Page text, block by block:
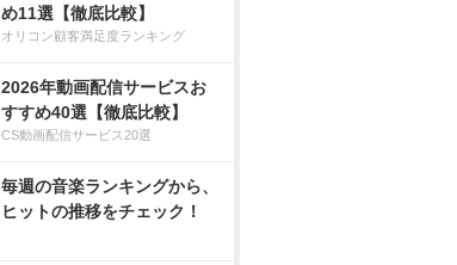
め11選【徹底比較】
オリコン顧客満足度ランキング
2026年動画配信サービスお
すすめ40選【徹底比較】
CS動画配信サービス20選
毎週の音楽ランキングから、
ヒットの推移をチェック！